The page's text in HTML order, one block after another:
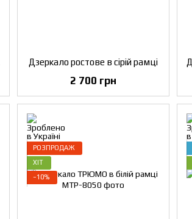
Дзеркало ростове в сірій рамці
2 700 грн
РОЗПРОДАЖ
ХІТ
−10%